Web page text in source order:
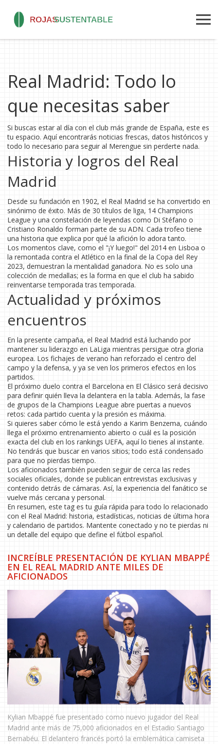
Real Madrid: Todo lo
que necesitas saber
Si buscas estar al día con el club más grande de España, este es
tu espacio. Aquí encontrarás noticias frescas, datos históricos y
todo lo necesario para seguir al Merengue sin perderte nada.
Historia y logros del Real
Madrid
Desde su fundación en 1902, el Real Madrid se ha convertido en
sinónimo de éxito. Más de 30 títulos de liga, 14 Champions
League y una constelación de leyendas como Di Stéfano o
Cristiano Ronaldo forman parte de su ADN. Cada trofeo tiene
una historia que explica por qué la afición lo adora tanto.
Los momentos clave, como el "¡Y luego!" del 2014 en Lisboa o
la remontada contra el Atlético en la final de la Copa del Rey
2023, demuestran la mentalidad ganadora. No es solo una
colección de medallas; es la forma en que el club ha sabido
reinventarse temporada tras temporada.
Actualidad y próximos
encuentros
En la presente campaña, el Real Madrid está luchando por
mantener su liderazgo en LaLiga mientras persigue otra gloria
europea. Los fichajes de verano han reforzado el centro del
campo y la defensa, y ya se ven los primeros efectos en los
partidos.
El próximo duelo contra el Barcelona en El Clásico será decisivo
para definir quién lleva la delantera en la tabla. Además, la fase
de grupos de la Champions League abre puertas a nuevos
retos: cada partido cuenta y la presión es máxima.
Si quieres saber cómo le está yendo a Karim Benzema, cuándo
llega el próximo entrenamiento abierto o cuál es la posición
exacta del club en los rankings UEFA, aquí lo tienes al instante.
No tendrás que buscar en varios sitios; todo está condensado
para que no pierdas tiempo.
Los aficionados también pueden seguir de cerca las redes
sociales oficiales, donde se publican entrevistas exclusivas y
contenido detrás de cámaras. Así, la experiencia del fanático se
vuelve más cercana y personal.
En resumen, este tag es tu guía rápida para todo lo relacionado
con el Real Madrid: historia, estadísticas, noticias de última hora
y calendario de partidos. Mantente conectado y no te pierdas ni
un detalle del equipo que define el fútbol español.
INCREÍBLE PRESENTACIÓN DE KYLIAN MBAPPÉ
EN EL REAL MADRID ANTE MILES DE
AFICIONADOS
Kylian Mbappé fue presentado como nuevo jugador del Real
Madrid ante más de 75,000 aficionados en el Estadio Santiago
Bernabéu. El delantero francés portó la emblemática camiseta